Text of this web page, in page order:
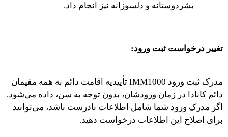
بشردوستانه و دلسوزانه نیز انجام داد.
تغییر درخواست ثبت ورود:
مدرک ثبت ورود IMM1000 تأییدیه اقامت دائم به همه مقیمان
دائم کانادا در زمان ورودشان، بدون توجه به سن، داده می‌شود.
اگر مدرک ورود شما شامل اطلاعات نادرست باشد، می‌توانید
برای اصلاح این اطلاعات درخواست دهید.